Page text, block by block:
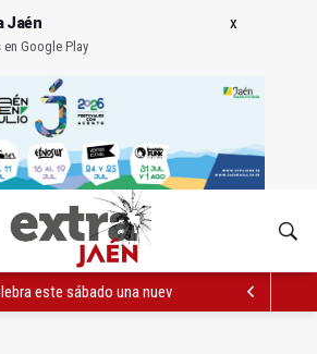
Jaén
en Google Play
este sábado una nueva jornada de Orgullo